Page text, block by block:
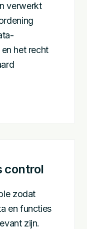
verwerkt
het recht
control
zodat
en functies
zijn.